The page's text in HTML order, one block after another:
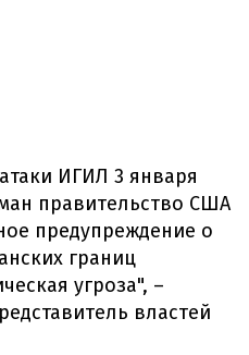
ИГИЛ 3 января
правительство США
предупреждение о
границ
угроза", –
властей